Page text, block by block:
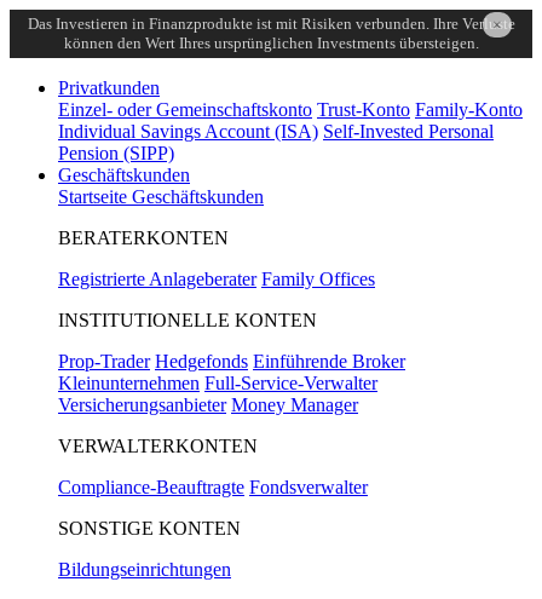
Das Investieren in Finanzprodukte ist mit Risiken verbunden. Ihre Verluste
können den Wert Ihres ursprünglichen Investments übersteigen.
Privatkunden
Einzel- oder Gemeinschaftskonto Trust-Konto Family-Konto
Individual Savings Account (ISA) Self-Invested Personal
Pension (SIPP)
Geschäftskunden
Startseite Geschäftskunden
BERATERKONTEN
Registrierte Anlageberater Family Offices
INSTITUTIONELLE KONTEN
Prop-Trader Hedgefonds Einführende Broker
Kleinunternehmen Full-Service-Verwalter
Versicherungsanbieter Money Manager
VERWALTERKONTEN
Compliance-Beauftragte Fondsverwalter
SONSTIGE KONTEN
Bildungseinrichtungen
×